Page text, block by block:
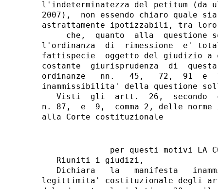
l'indeterminatezza del petitum (da
2007),  non essendo chiaro quale
astrattamente ipotizzabili, tra loro
che,  quanto  alla  questione
l'ordinanza  di  rimessione  e'
fattispecie  oggetto del giudizio a
costante  giurisprudenza  di
ordinanze   nn.   45,   72,  91  e
inammissibilita' della questione
Visti  gli  artt.  26,  secondo
n. 87,  e  9,  comma 2, delle
per questi motivi LA
   Riuniti i giudizi,
Dichiara   la   manifesta
legittimita' costituzionale degli